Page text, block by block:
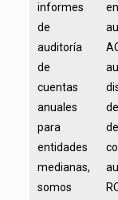
informes
de
auditoría
de
cuentas
anuales
para
entidades
medianas,
somos
en